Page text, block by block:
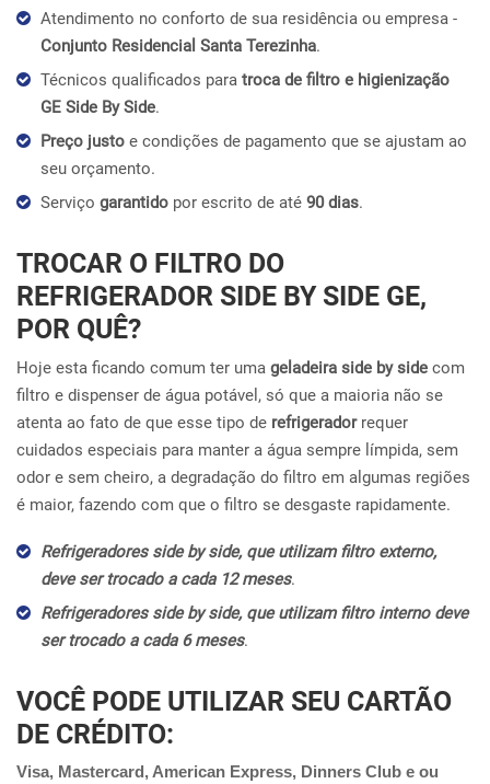
Atendimento no conforto de sua residência ou empresa -
Conjunto Residencial Santa Terezinha.
Técnicos qualificados para troca de filtro e higienização
GE Side By Side.
Preço justo e condições de pagamento que se ajustam ao
seu orçamento.
Serviço garantido por escrito de até 90 dias.
TROCAR O FILTRO DO
REFRIGERADOR SIDE BY SIDE GE,
POR QUÊ?
Hoje esta ficando comum ter uma geladeira side by side com
filtro e dispenser de água potável, só que a maioria não se
atenta ao fato de que esse tipo de refrigeradorrequer
cuidados especiais para manter a água sempre límpida, sem
odor e sem cheiro, a degradação do filtro em algumas regiões
é maior, fazendo com que o filtro se desgaste rapidamente.
Refrigeradores side by side, que utilizam filtro externo,
deve ser trocado a cada 12 meses.
Refrigeradores side by side, que utilizam filtro interno deve
ser trocado a cada 6 meses.
VOCÊ PODE UTILIZAR SEU CARTÃO
DE CRÉDITO:
Visa, Mastercard, American Express, Dinners Club e ou